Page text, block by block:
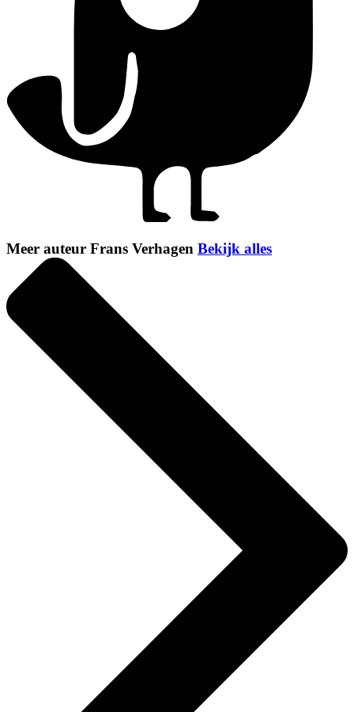
Meer auteur Frans Verhagen Bekijk alles